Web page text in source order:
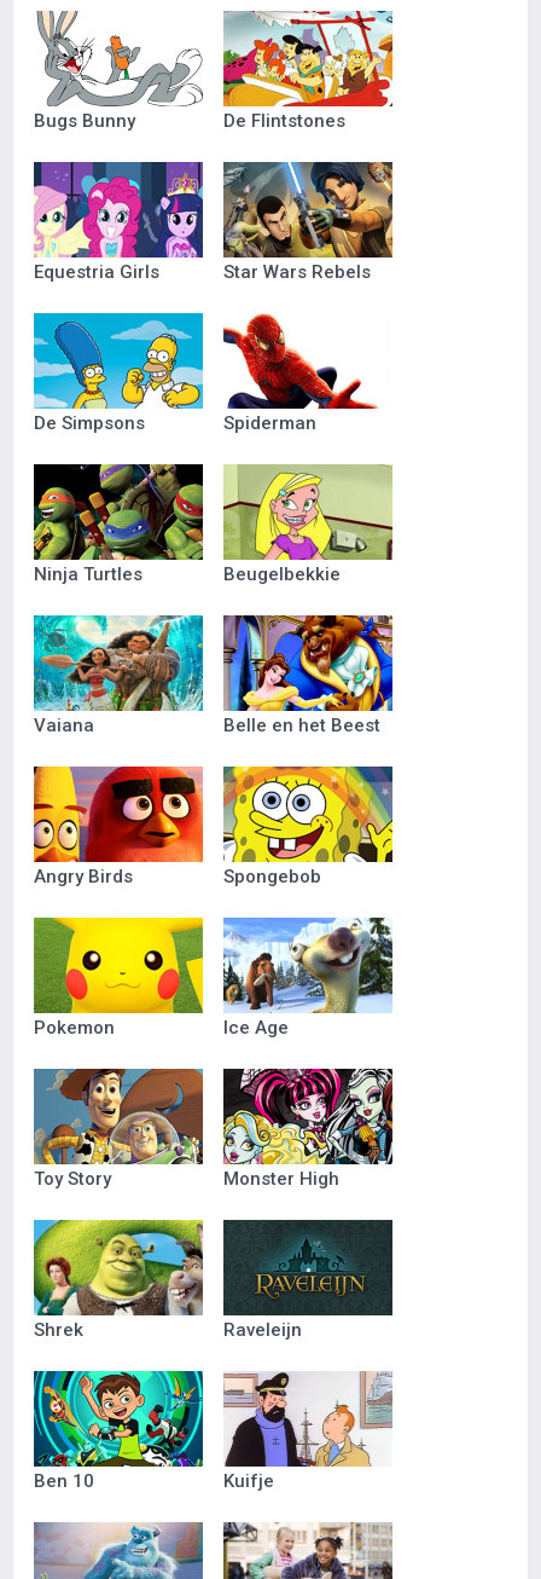
Bugs Bunny De Flintstones
Equestria Girls Star Wars Rebels
De Simpsons Spiderman
Ninja Turtles Beugelbekkie
Vaiana Belle en het Beest
Angry Birds Spongebob
Pokemon Ice Age
Toy Story Monster High
Shrek Raveleijn
Ben 10 Kuifje